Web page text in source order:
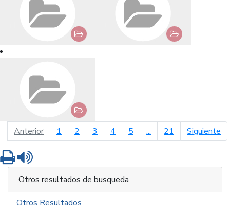
Anteriorpágina anterior
1 2 3 4 5 ... 21 Siguiente
Imprimir
Otros resultados de busqueda
Otros Resultados